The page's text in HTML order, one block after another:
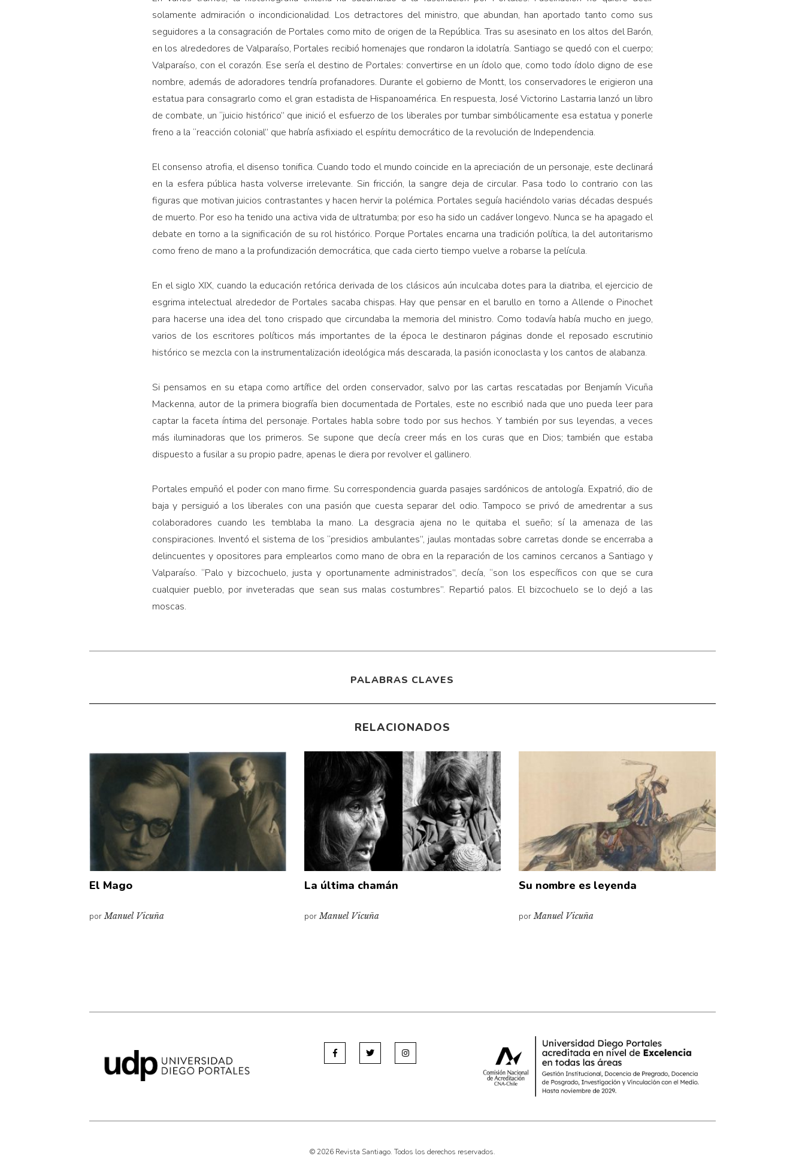
solamente admiración o incondicionalidad. Los detractores del ministro, que abundan, han aportado tanto como sus
seguidores a la consagración de Portales como mito de origen de la República. Tras su asesinato en los altos del Barón,
en los alrededores de Valparaíso, Portales recibió homenajes que rondaron la idolatría. Santiago se quedó con el cuerpo;
Valparaíso, con el corazón. Ese sería el destino de Portales: convertirse en un ídolo que, como todo ídolo digno de ese
nombre, además de adoradores tendría profanadores. Durante el gobierno de Montt, los conservadores le erigieron una
estatua para consagrarlo como el gran estadista de Hispanoamérica. En respuesta, José Victorino Lastarria lanzó un libro
de combate, un “juicio histórico” que inició el esfuerzo de los liberales por tumbar simbólicamente esa estatua y ponerle
freno a la “reacción colonial” que habría asfixiado el espíritu democrático de la revolución de Independencia.
El consenso atrofia, el disenso tonifica. Cuando todo el mundo coincide en la apreciación de un personaje, este declinará
en la esfera pública hasta volverse irrelevante. Sin fricción, la sangre deja de circular. Pasa todo lo contrario con las
figuras que motivan juicios contrastantes y hacen hervir la polémica. Portales seguía haciéndolo varias décadas después
de muerto. Por eso ha tenido una activa vida de ultratumba; por eso ha sido un cadáver longevo. Nunca se ha apagado el
debate en torno a la significación de su rol histórico. Porque Portales encarna una tradición política, la del autoritarismo
como freno de mano a la profundización democrática, que cada cierto tiempo vuelve a robarse la película.
En el siglo XIX, cuando la educación retórica derivada de los clásicos aún inculcaba dotes para la diatriba, el ejercicio de
esgrima intelectual alrededor de Portales sacaba chispas. Hay que pensar en el barullo en torno a Allende o Pinochet
para hacerse una idea del tono crispado que circundaba la memoria del ministro. Como todavía había mucho en juego,
varios de los escritores políticos más importantes de la época le destinaron páginas donde el reposado escrutinio
histórico se mezcla con la instrumentalización ideológica más descarada, la pasión iconoclasta y los cantos de alabanza.
Si pensamos en su etapa como artífice del orden conservador, salvo por las cartas rescatadas por Benjamín Vicuña
Mackenna, autor de la primera biografía bien documentada de Portales, este no escribió nada que uno pueda leer para
captar la faceta íntima del personaje. Portales habla sobre todo por sus hechos. Y también por sus leyendas, a veces
más iluminadoras que los primeros. Se supone que decía creer más en los curas que en Dios; también que estaba
dispuesto a fusilar a su propio padre, apenas le diera por revolver el gallinero.
Portales empuñó el poder con mano firme. Su correspondencia guarda pasajes sardónicos de antología. Expatrió, dio de
baja y persiguió a los liberales con una pasión que cuesta separar del odio. Tampoco se privó de amedrentar a sus
colaboradores cuando les temblaba la mano. La desgracia ajena no le quitaba el sueño; sí la amenaza de las
conspiraciones. Inventó el sistema de los “presidios ambulantes”, jaulas montadas sobre carretas donde se encerraba a
delincuentes y opositores para emplearlos como mano de obra en la reparación de los caminos cercanos a Santiago y
Valparaíso. “Palo y bizcochuelo, justa y oportunamente administrados”, decía, “son los específicos con que se cura
cualquier pueblo, por inveteradas que sean sus malas costumbres”. Repartió palos. El bizcochuelo se lo dejó a las
moscas.
PALABRAS CLAVES
RELACIONADOS
El Mago
porManuel Vicuña
La última chamán
porManuel Vicuña
Su nombre es leyenda
porManuel Vicuña
© 2026 Revista Santiago. Todos los derechos reservados.